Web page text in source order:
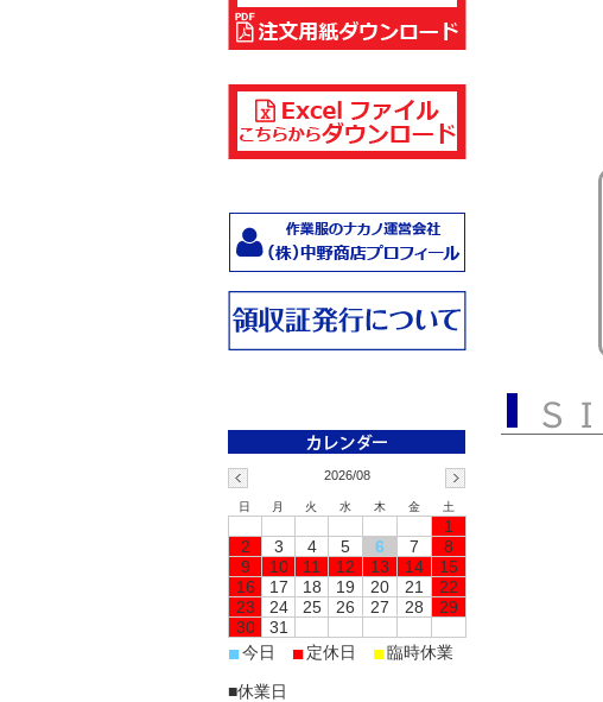
2026/08
日 月 火 水 木 金 土
1
2
3 4 5 6 7
8
9
10 11 12 13 14
15
16
17 18 19 20 21
22
23
24 25 26 27 28
29
30
31
■今日 ■定休日 ■臨時休業
■休業日